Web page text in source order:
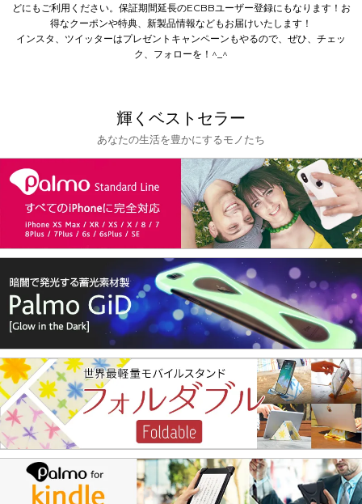
どにもご利用ください。 保証期間延長のECBBユーザー登録にもなります！ お
得なクーポンや特典、新製品情報などもお届けいたします！
インスタ、ツイッターはプレゼントキャンペーンもやるので、ぜひ、チェッ
ク、フォローを！^_^
輝くベストセラー
あなたの生活を豊かにするモノたち